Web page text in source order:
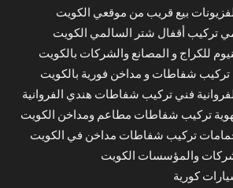
بيع قريب من موقعي الكويت
تركيب أقفال شتر السالمي الكويت
للكراج و المصانع والشركات بالكويت
شفاطات و مداخن فورية بالكويت
فني تركيب شفاطات هندي الفروانية
تركيب شفاطات مطاعم ومداخن الكويت
تركيب شفاطات مداخن في الكويت
والمؤسسات الكويت
كورية